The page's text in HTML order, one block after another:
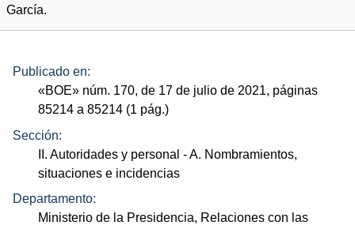
García.
Publicado en:
«BOE» núm. 170, de 17 de julio de 2021, páginas
85214 a 85214 (1 pág.)
Sección:
II. Autoridades y personal - A. Nombramientos,
situaciones e incidencias
Departamento:
Ministerio de la Presidencia, Relaciones con las